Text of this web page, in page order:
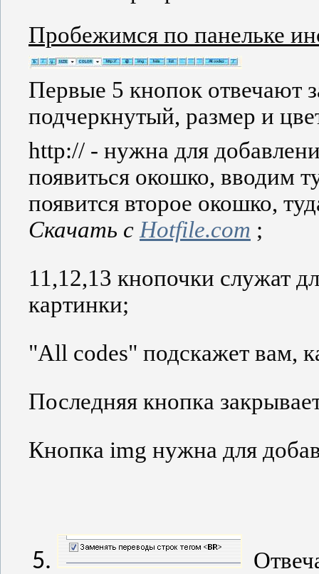
Пробежимся по панельке
Первые 5 кнопок отвечают
подчеркнутый, размер и
http:// - нужна для
появиться окошко, вводим
появится второе окошко,
Скачать с Hotfile.com ;
11,12,13 кнопочки служат
картинки;
"All codes" подскажет вам,
Последняя кнопка
Кнопка img нужна для